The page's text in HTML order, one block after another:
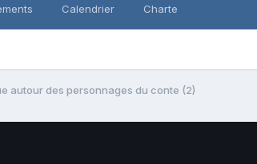
Calendrier Charte
autour des personnages du conte (2)